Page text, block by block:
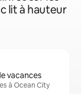
lit à hauteur
vacances
à Ocean City